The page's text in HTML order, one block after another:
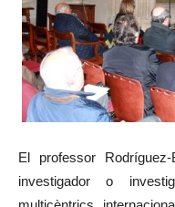
El professor
investigador o